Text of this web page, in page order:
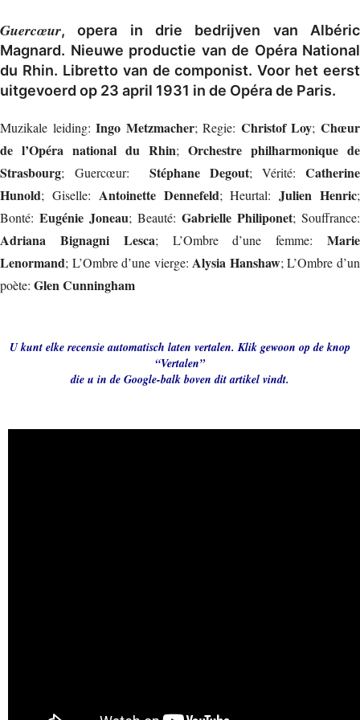
Guercœur, opera in drie bedrijven van Albéric
Magnard. Nieuwe productie van de Opéra National
du Rhin. Libretto van de componist. Voor het eerst
uitgevoerd op 23 april 1931 in de Opéra de Paris.
Muzikale leiding: Ingo Metzmacher; Regie: Christof Loy;Chœur
de l’Opéra national du Rhin; Orchestre philharmonique de
Strasbourg; Guercœur: Stéphane Degout; Vérité: Catherine
Hunold; Giselle: Antoinette Dennefeld; Heurtal:Julien Henric;
Bonté: Eugénie Joneau; Beauté: Gabrielle Philiponet; Souffrance:
Adriana Bignagni Lesca; L’Ombre d’une femme:Marie
Lenormand; L’Ombre d’une vierge:Alysia Hanshaw; L’Ombre d’un
poète: Glen Cunningham
U kunt elke recensie automatisch laten vertalen. Klik gewoon op de knop
“Vertalen”
die u in de Google-balk boven dit artikel vindt.